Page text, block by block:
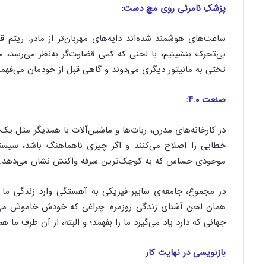
پزشکِ نامرئی روی مچ دست:
ساعت‌های هوشمند شده‌اند دایه‌های مهربان‌تر از مادر. ریتم
بی‌تحرک بنشینیم، با لحنی که کمی قضاوت‌گر به‌نظر می‌رسد،
تختی به مانیتور دیگری می‌دوند و گاهی قبل از خودمان
صنعت ۴.۰:
در کارخانه‌های مدرن، ربات‌ها و ماشین‌آلات با همدیگر مثل
خطایی را اصلاح می‌کنند و اگر چیزی ناهماهنگ باشد،
موجودی حساس که به کوچک‌ترین سرفه واکنش نشان می‌دهد.
در مجموع، جامعه‌ی سایبر-فیزیکی به آهستگی وارد زندگی
همان لحن آشنای زندگی روزمره: چراغی که خودش
جهانی که دارد یاد می‌گیرد ما را بفهمد؛ و البته، از آن طرف ما
بازنویسی در نهایت کار